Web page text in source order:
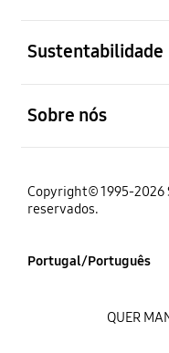
Sustentabilidade
Sobre nós
Copyright© 1995-2026
reservados.
Portugal/Português
QUER